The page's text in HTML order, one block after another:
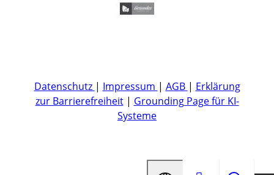
Datenschutz | Impressum | AGB | Erklärung
zur Barrierefreiheit| Grounding Page für KI-
Systeme